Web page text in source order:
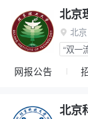
北京
 北京
“双一
网报公告
北京